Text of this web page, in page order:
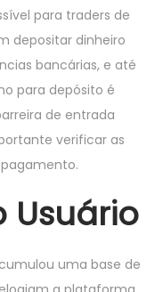
para traders de
depositar dinheiro
bancárias, e até
para depósito é
de entrada
verificar as
Usuário
uma base de